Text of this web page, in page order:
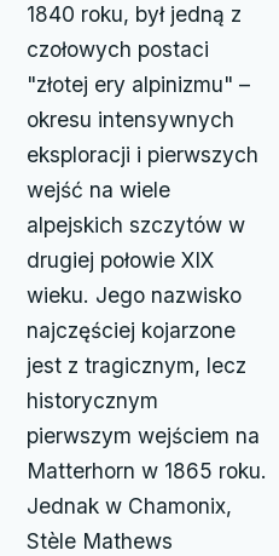
1840 roku, był jedną z
czołowych postaci
"złotej ery alpinizmu" –
okresu intensywnych
eksploracji i pierwszych
wejść na wiele
alpejskich szczytów w
drugiej połowie XIX
wieku. Jego nazwisko
najczęściej kojarzone
jest z tragicznym, lecz
historycznym
pierwszym wejściem na
Matterhorn w 1865 roku.
Jednak w Chamonix,
Stèle Mathews